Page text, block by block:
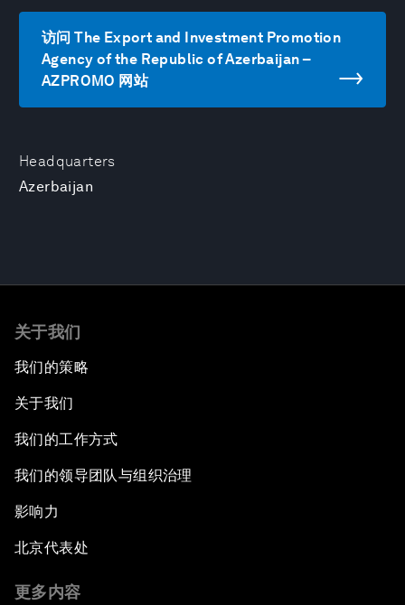
Headquarters
Azerbaijan
访问 The Export and Investment Promotion
Agency of the Republic of Azerbaijan –
AZPROMO 网站
关于我们
我们的策略
关于我们
我们的工作方式
我们的领导团队与组织治理
影响力
北京代表处
更多内容